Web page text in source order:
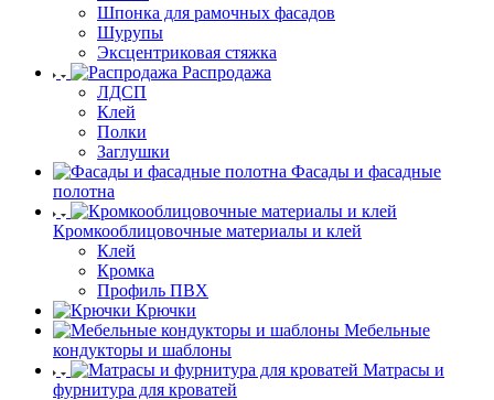
Шпонка для рамочных фасадов
Шурупы
Эксцентриковая стяжка
Распродажа
ЛДСП
Клей
Полки
Заглушки
Фасады и фасадные
полотна
Кромкооблицовочные материалы и клей
Клей
Кромка
Профиль ПВХ
Крючки
Мебельные
кондукторы и шаблоны
Матрасы и
фурнитура для кроватей